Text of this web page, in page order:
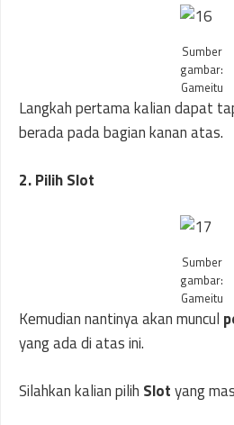
Sumber
gambar:
Gameitu
Langkah pertama kalian dapat
berada pada bagian kanan atas.
2. Pilih Slot
Sumber
gambar:
Gameitu
Kemudian nantinya akan muncul
yang ada di atas ini.
Silahkan kalian pilih Slotyang